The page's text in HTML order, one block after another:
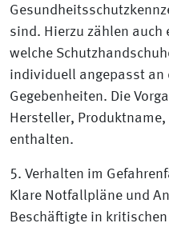
sind. Hierzu zählen auch
welche
individuell angepasst an
Gegebenheiten. Die
Hersteller,
enthalten.
5. Verhalten im
Klare Notfallpläne und
Beschäftigte in